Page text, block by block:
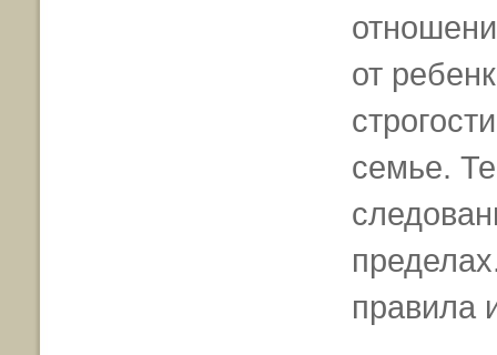
от
семье.
правила